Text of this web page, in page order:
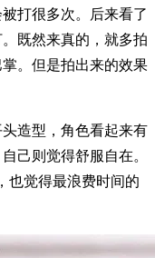
打很多次。后来看了
既然来真的，就多拍
。但是拍出来的效果
造型，角色看起来有
己则觉得舒服自在。
也觉得最浪费时间的